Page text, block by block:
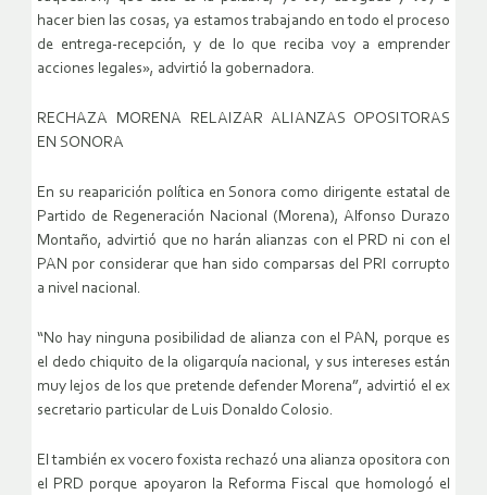
hacer bien las cosas, ya estamos trabajando en todo el proceso
de entrega-recepción, y de lo que reciba voy a emprender
acciones legales», advirtió la gobernadora.
RECHAZA MORENA RELAIZAR ALIANZAS OPOSITORAS
EN SONORA
En su reaparición política en Sonora como dirigente estatal de
Partido de Regeneración Nacional (Morena), Alfonso Durazo
Montaño, advirtió que no harán alianzas con el PRD ni con el
PAN por considerar que han sido comparsas del PRI corrupto
a nivel nacional.
“No hay ninguna posibilidad de alianza con el PAN, porque es
el dedo chiquito de la oligarquía nacional, y sus intereses están
muy lejos de los que pretende defender Morena”, advirtió el ex
secretario particular de Luis Donaldo Colosio.
El también ex vocero foxista rechazó una alianza opositora con
el PRD porque apoyaron la Reforma Fiscal que homologó el